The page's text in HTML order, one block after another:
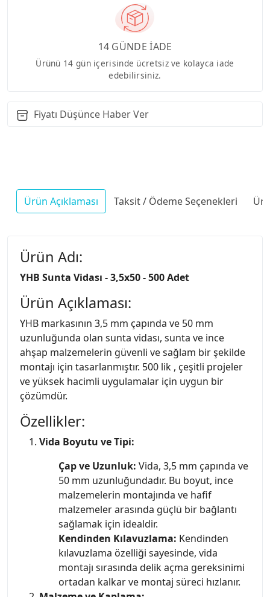
14 GÜNDE İADE
Ürünü 14 gün içerisinde ücretsiz ve kolayca iade
edebilirsiniz.
Fiyatı Düşünce Haber Ver
Ürün Açıklaması Taksit / Ödeme Seçenekleri
Ürün Adı:
YHB Sunta Vidası - 3,5x50 - 500 Adet
Ürün Açıklaması:
YHB markasının 3,5 mm çapında ve 50 mm
uzunluğunda olan sunta vidası, sunta ve ince
ahşap malzemelerin güvenli ve sağlam bir şekilde
montajı için tasarlanmıştır. 500 lik , çeşitli projeler
ve yüksek hacimli uygulamalar için uygun bir
çözümdür.
Özellikler:
Vida Boyutu ve Tipi:
Çap ve Uzunluk: Vida, 3,5 mm çapında ve
50 mm uzunluğundadır. Bu boyut, ince
malzemelerin montajında ve hafif
malzemeler arasında güçlü bir bağlantı
sağlamak için idealdir.
Kendinden Kılavuzlama: Kendinden
kılavuzlama özelliği sayesinde, vida
montajı sırasında delik açma gereksinimi
ortadan kalkar ve montaj süreci hızlanır.